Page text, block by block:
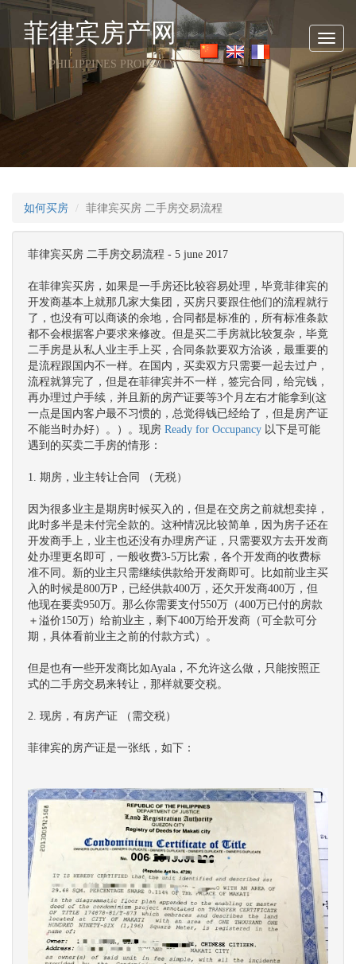
菲律宾房产网
PHILIPPINES PROPERTY
如何买房 菲律宾买房 二手房交易流程
菲律宾买房 二手房交易流程 - 5 june 2017
在菲律宾买房，如果是一手房还比较容易处理，毕竟菲律宾的
开发商基本上就那几家大集团，买房只要跟住他们的流程就行
了，也没有可以商谈的余地，合同都是标准的，所有标准条款
都不会根据客户要求来修改。但是买二手房就比较复杂，毕竟
二手房是从私人业主手上买，合同条款要双方洽谈，最重要的
是流程跟国内不一样。在国内，买卖双方只需要一起去过户，
流程就算完了，但是在菲律宾并不一样，签完合同，给完钱，
再办理过户手续，并且新的房产证要等3个月左右才能拿到(这
一点是国内客户最不习惯的，总觉得钱已经给了，但是房产证
不能当时办好）。）。现房 Ready for Occupancy 以下是可能
遇到的买卖二手房的情形：
1. 期房，业主转让合同 （无税）
因为很多业主是期房时候买入的，但是在交房之前就想卖掉，
此时多半是未付完全款的。这种情况比较简单，因为房子还在
开发商手上，业主也还没有办理房产证，只需要双方去开发商
处办理更名即可，一般收费3-5万比索，各个开发商的收费标
准不同。新的业主只需继续供款给开发商即可。比如前业主买
入的时候是800万P，已经供款400万，还欠开发商400万，但
他现在要卖950万。那么你需要支付550万（400万已付的房款
＋溢价150万）给前业主，剩下400万给开发商（可全款可分
期，具体看前业主之前的付款方式）。
但是也有一些开发商比如Ayala，不允许这么做，只能按照正
式的二手房交易来转让，那样就要交税。
2. 现房，有房产证 （需交税）
菲律宾的房产证是一张纸，如下：